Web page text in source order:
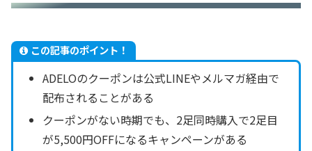
この記事のポイント！
ADELOのクーポンは公式LINEやメルマガ経由で
配布されることがある
クーポンがない時期でも、2足同時購入で2足目
が5,500円OFFになるキャンペーンがある